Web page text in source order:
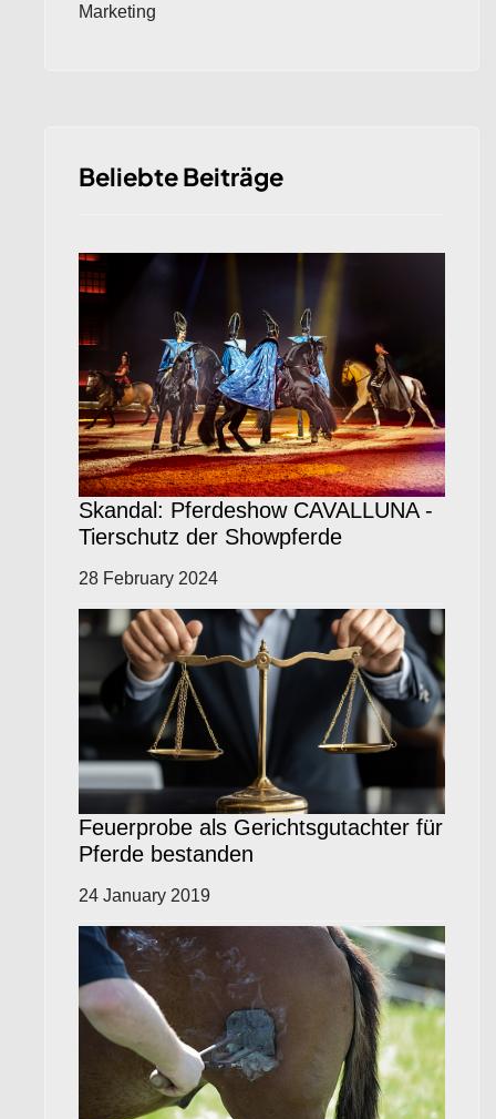
Marketing
Beliebte Beiträge
Skandal: Pferdeshow CAVALLUNA -
Tierschutz der Showpferde
28 February 2024
Feuerprobe als Gerichtsgutachter für
Pferde bestanden
24 January 2019